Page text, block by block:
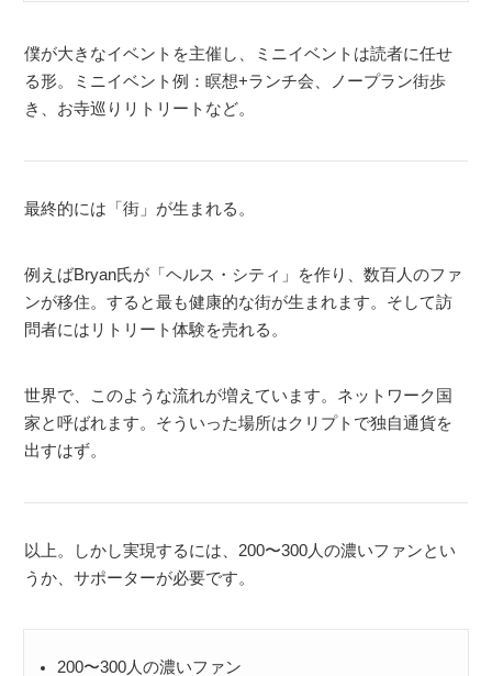
僕が大きなイベントを主催し、ミニイベントは読者に任せ
る形。ミニイベント例：瞑想+ランチ会、ノープラン街歩
き、お寺巡りリトリートなど。
最終的には「街」が生まれる。
例えばBryan氏が「ヘルス・シティ」を作り、数百人のファ
ンが移住。すると最も健康的な街が生まれます。そして訪
問者にはリトリート体験を売れる。
世界で、このような流れが増えています。ネットワーク国
家と呼ばれます。そういった場所はクリプトで独自通貨を
出すはず。
以上。しかし実現するには、200〜300人の濃いファンとい
うか、サポーターが必要です。
200〜300人の濃いファン